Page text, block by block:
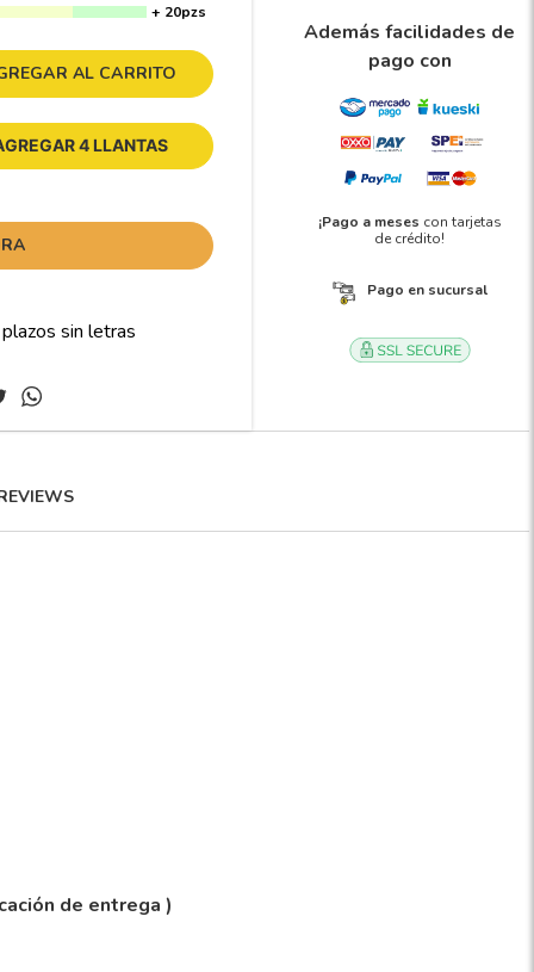
+ 20pzs
AL CARRITO
4 LLANTAS
Además facilidades de
pago con
¡Pago a meses con tarjetas
de crédito!
Pago en sucursal
de entrega )